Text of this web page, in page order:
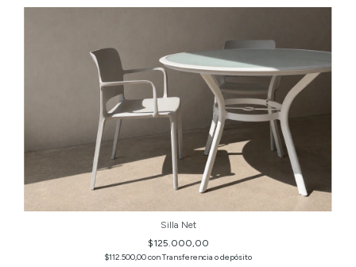
Silla Net
$125.000,00
$112.500,00conTransferencia o depósito